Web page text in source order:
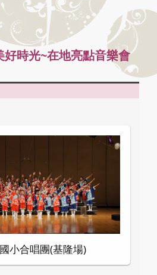
好時光~在地亮點音樂會
小合唱團(基隆場)